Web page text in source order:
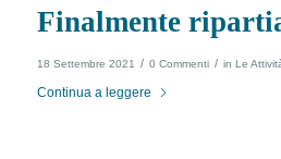
Finalmente
18 Settembre 2021 / 0 Commenti / in Le
Continua a leggere